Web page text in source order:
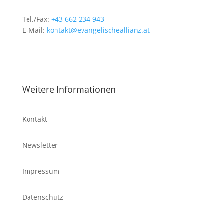
Tel./Fax: +43 662 234 943
E-Mail: kontakt@evangelischeallianz.at
Weitere Informationen
Kontakt
Newsletter
Impressum
Datenschutz